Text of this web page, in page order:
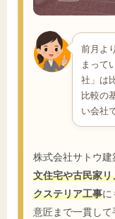
前月よ
まって
社」は
比較の
い会社
株式会社サトウ
文住宅や古民家
クステリア工事に
意匠まで一貫して